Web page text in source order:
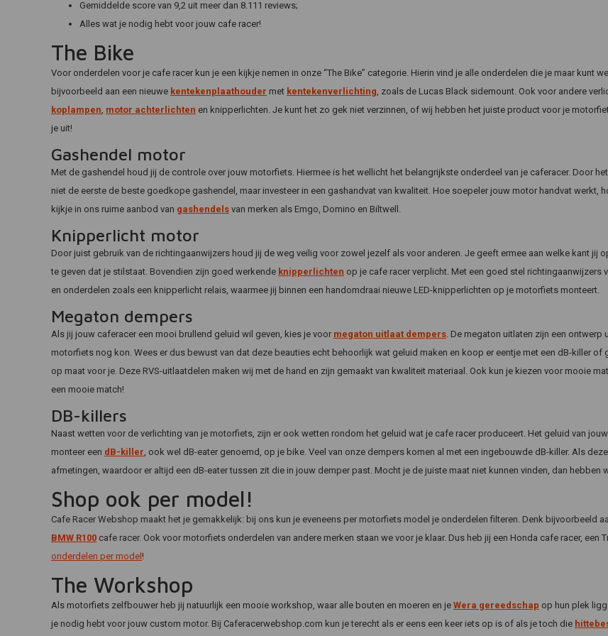
Gemiddelde score van 9,2 uit meer dan 8.111 reviews;
Alles wat je nodig hebt voor jouw cafe racer!
The Bike
Voor onderdelen voor je cafe racer kun je een kijkje nemen in onze “The Bike” categorie. Hierin vind je alle onderdelen die je maar kunt
bijvoorbeeld aan een nieuwe kentekenplaathouder met kentekenverlichting, zoals de Lucas Black sidemount. Ook voor andere
koplampen, motor achterlichten en knipperlichten. Je kunt het zo gek niet verzinnen, of wij hebben het juiste product voor je
je uit!
Gashendel motor
Met de gashendel houd jij de controle over jouw motorfiets. Hiermee is het wellicht het belangrijkste onderdeel van je caferacer. Door
niet de eerste de beste goedkope gashendel, maar investeer in een gashandvat van kwaliteit. Hoe soepeler jouw motor handvat werkt,
kijkje in ons ruime aanbod van gashendels van merken als Emgo, Domino en Biltwell.
Knipperlicht motor
Door juist gebruik van de richtingaanwijzers houd jij de weg veilig voor zowel jezelf als voor anderen. Je geeft ermee aan welke kant jij
te geven dat je stilstaat. Bovendien zijn goed werkende knipperlichten op je cafe racer verplicht. Met een goed stel
en onderdelen zoals een knipperlicht relais, waarmee jij binnen een handomdraai nieuwe LED-knipperlichten op je motorfiets monteert.
Megaton dempers
Als jij jouw caferacer een mooi brullend geluid wil geven, kies je voor megaton uitlaat dempers. De megaton uitlaten zijn een ontwerp
motorfiets nog kon. Wees er dus bewust van dat deze beauties echt behoorlijk wat geluid maken en koop er eentje met een dB-killer
op maat voor je. Deze RVS-uitlaatdelen maken wij met de hand en zijn gemaakt van kwaliteit materiaal. Ook kun je kiezen voor mooie
een mooie match!
DB-killers
Naast wetten voor de verlichting van je motorfiets, zijn er ook wetten rondom het geluid wat je cafe racer produceert. Het geluid van
monteer een dB-killer, ook wel dB-eater genoemd, op je bike. Veel van onze dempers komen al met een ingebouwde dB-killer. Als
afmetingen, waardoor er altijd een dB-eater tussen zit die in jouw demper past. Mocht je de juiste maat niet kunnen vinden, dan hebben
Shop ook per model!
Cafe Racer Webshop maakt het je gemakkelijk: bij ons kun je eveneens per motorfiets model je onderdelen filteren. Denk bijvoorbeeld
BMW R100 cafe racer. Ook voor motorfiets onderdelen van andere merken staan we voor je klaar. Dus heb jij een Honda cafe racer,
onderdelen per model !
The Workshop
Als motorfiets zelfbouwer heb jij natuurlijk een mooie workshop, waar alle bouten en moeren en je Wera gereedschap op hun plek
je nodig hebt voor jouw custom motor. Bij Caferacerwebshop.com kun je terecht als er eens een keer iets op is of als je toch die